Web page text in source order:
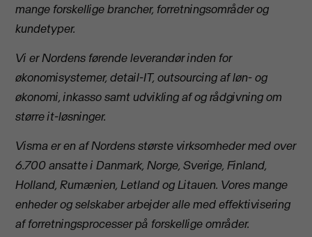
mange forskellige brancher, forretningsområder og
kundetyper.
Vi er Nordens førende leverandør inden for
økonomisystemer, detail-IT, outsourcing af løn- og
økonomi, inkasso samt udvikling af og rådgivning om
større it-løsninger.
Visma er en af Nordens største virksomheder med over
6.700 ansatte i Danmark, Norge, Sverige, Finland,
Holland, Rumænien, Letland og Litauen. Vores mange
enheder og selskaber arbejder alle med effektivisering
af forretningsprocesser på forskellige områder.